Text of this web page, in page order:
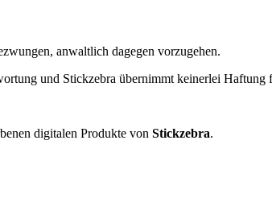
anwaltlich dagegen vorzugehen.
und Stickzebra übernimmt keinerlei Haftung
digitalen Produkte von Stickzebra.